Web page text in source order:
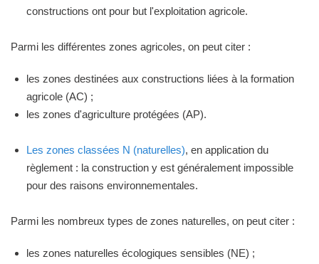
constructions ont pour but l'exploitation agricole.
Parmi les différentes zones agricoles, on peut citer :
les zones destinées aux constructions liées à la formation
agricole (AC) ;
les zones d'agriculture protégées (AP).
Les zones classées N (naturelles), en application du
règlement : la construction y est généralement impossible
pour des raisons environnementales.
Parmi les nombreux types de zones naturelles, on peut citer :
les zones naturelles écologiques sensibles (NE) ;